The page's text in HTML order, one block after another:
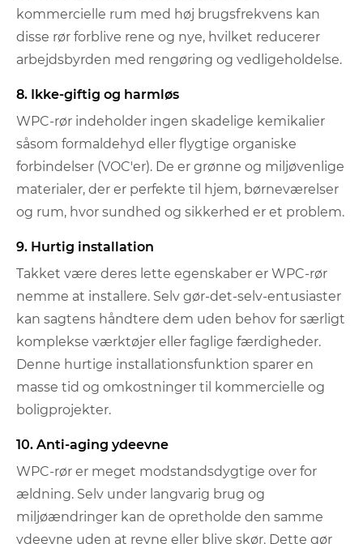
kommercielle rum med høj brugsfrekvens kan
disse rør forblive rene og nye, hvilket reducerer
arbejdsbyrden med rengøring og vedligeholdelse.
8. Ikke-giftig og harmløs
WPC-rør indeholder ingen skadelige kemikalier
såsom formaldehyd eller flygtige organiske
forbindelser (VOC'er). De er grønne og miljøvenlige
materialer, der er perfekte til hjem, børneværelser
og rum, hvor sundhed og sikkerhed er et problem.
9. Hurtig installation
Takket være deres lette egenskaber er WPC-rør
nemme at installere. Selv gør-det-selv-entusiaster
kan sagtens håndtere dem uden behov for særligt
komplekse værktøjer eller faglige færdigheder.
Denne hurtige installationsfunktion sparer en
masse tid og omkostninger til kommercielle og
boligprojekter.
10. Anti-aging ydeevne
WPC-rør er meget modstandsdygtige over for
ældning. Selv under langvarig brug og
miljøændringer kan de opretholde den samme
ydeevne uden at revne eller blive skør. Dette gør